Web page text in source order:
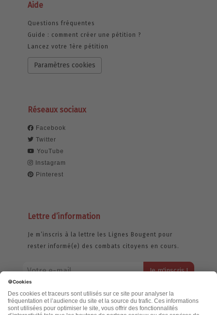
Aide
Questions fréquentes
Guide : comment créer une pétition ?
Lancez votre 1ère pétition
Paramètres cookies
Réseaux sociaux
Facebook
Twitter
YouTube
Instagram
Pinterest
Lettre d’information
Je m’inscris à la lettre les Lignes Bougent pour
rester informé(e) des combats citoyens en cours.
jamais échangée. Pour consulter notre politique de confidentialité,
cliquez ici.